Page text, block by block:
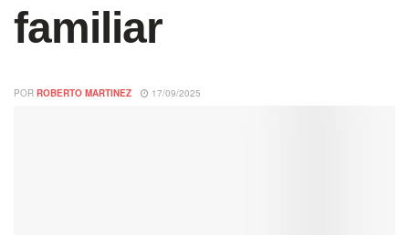
familiar
POR ROBERTO MARTINEZ 17/09/2025